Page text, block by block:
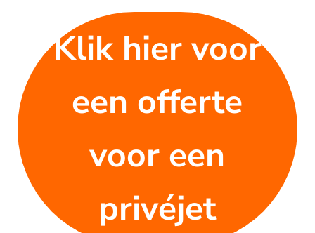
Klik hier voor
een offerte
voor een
privéjet